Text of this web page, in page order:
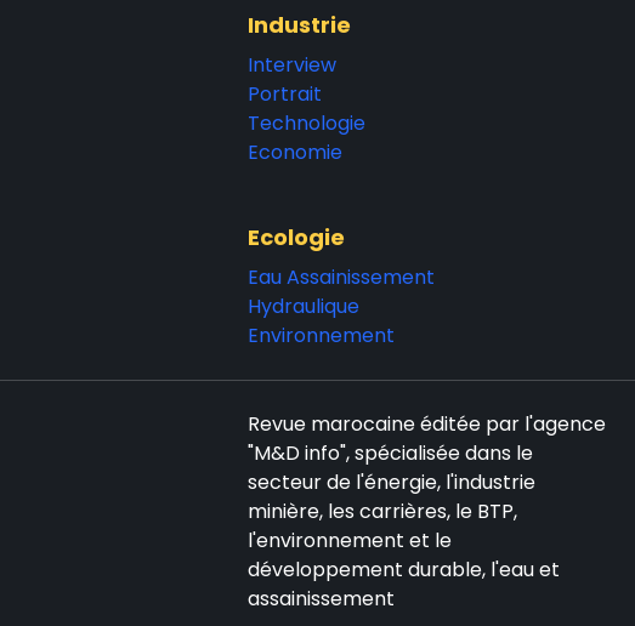
Industrie
Interview
Portrait
Technologie
Economie
Ecologie
Eau Assainissement
Hydraulique
Environnement
Revue marocaine éditée par l'agence
"M&D info", spécialisée dans le
secteur de l'énergie, l'industrie
minière, les carrières, le BTP,
l'environnement et le
développement durable, l'eau et
assainissement